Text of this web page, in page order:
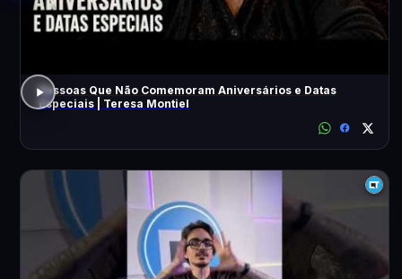
Pessoas Que Não Comemoram Aniversários e Datas
Especiais | Teresa Montiel